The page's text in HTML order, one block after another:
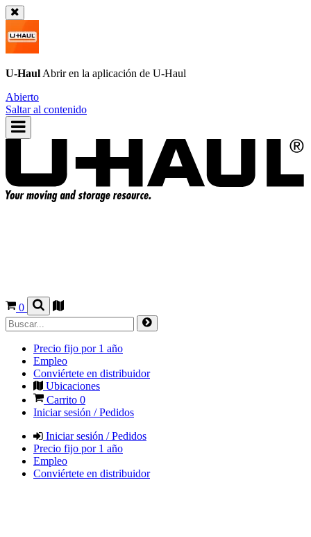
U-Haul Abrir en la aplicación de U-Haul
Abierto
Saltar al contenido
0
Precio fijo por 1 año
Empleo
Conviértete en distribuidor
Ubicaciones
Carrito 0
Iniciar sesión / Pedidos
Iniciar sesión / Pedidos
Precio fijo por 1 año
Empleo
Conviértete en distribuidor